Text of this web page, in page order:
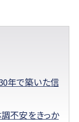
年で築いた信
不安をきっか